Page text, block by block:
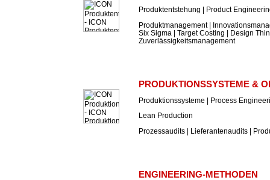
Produktentstehung | Product
Produktmanagement |
Six Sigma | Target Costing | Design
Zuverlässigkeitsmanagement
PRODUKTIONSSYSTEME &
Produktionssysteme | Process
Lean Production
Prozessaudits | Lieferantenaudits |
ENGINEERING-METHODEN